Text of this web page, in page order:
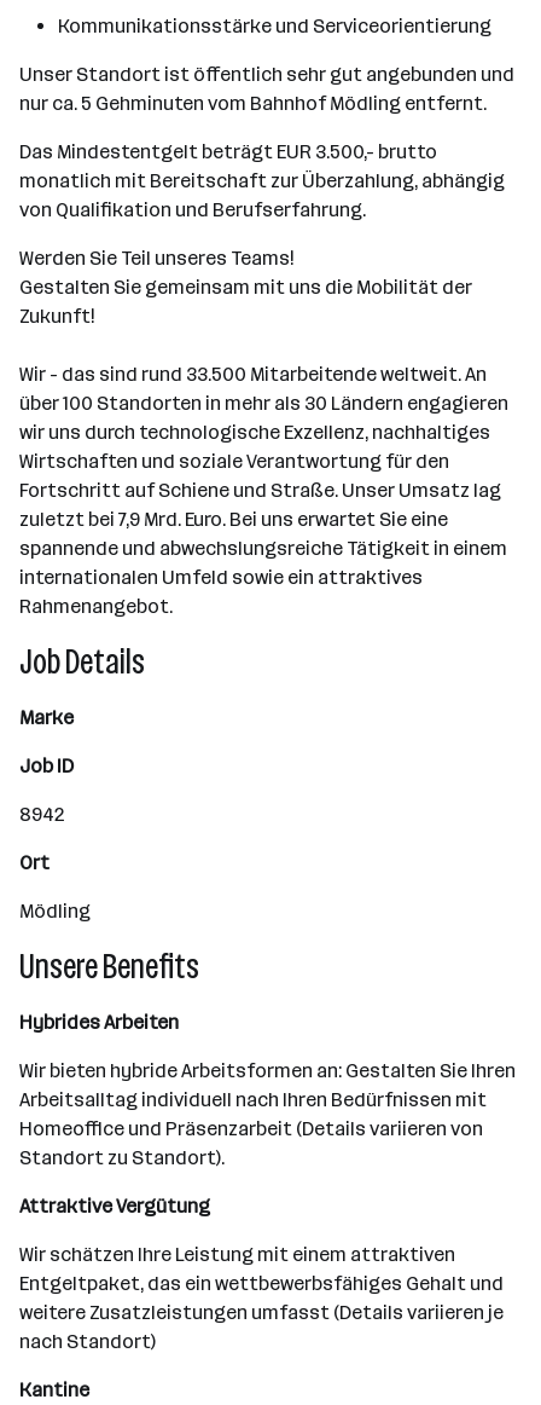
Kommunikationsstärke und Serviceorientierung
Unser Standort ist öffentlich sehr gut angebunden und
nur ca. 5 Gehminuten vom Bahnhof Mödling entfernt.
Das Mindestentgelt beträgt EUR 3.500,- brutto
monatlich mit Bereitschaft zur Überzahlung, abhängig
von Qualifikation und Berufserfahrung.
Werden Sie Teil unseres Teams!
Gestalten Sie gemeinsam mit uns die Mobilität der
Zukunft!
Wir - das sind rund 33.500 Mitarbeitende weltweit. An
über 100 Standorten in mehr als 30 Ländern engagieren
wir uns durch technologische Exzellenz, nachhaltiges
Wirtschaften und soziale Verantwortung für den
Fortschritt auf Schiene und Straße. Unser Umsatz lag
zuletzt bei 7,9 Mrd. Euro. Bei uns erwartet Sie eine
spannende und abwechslungsreiche Tätigkeit in einem
internationalen Umfeld sowie ein attraktives
Rahmenangebot.
Job Details
Marke
Job ID
8942
Ort
Mödling
Unsere Benefits
Hybrides Arbeiten
Wir bieten hybride Arbeitsformen an: Gestalten Sie Ihren
Arbeitsalltag individuell nach Ihren Bedürfnissen mit
Homeoffice und Präsenzarbeit (Details variieren von
Standort zu Standort).
Attraktive Vergütung
Wir schätzen Ihre Leistung mit einem attraktiven
Entgeltpaket, das ein wettbewerbsfähiges Gehalt und
weitere Zusatzleistungen umfasst (Details variieren je
nach Standort)
Kantine